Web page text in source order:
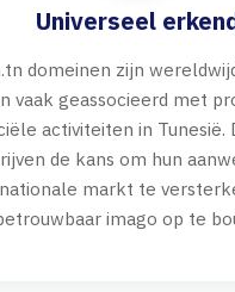
Universeel
domeinen zijn
vaak geassocieerd met
activiteiten in Tunesië.
de kans om hun
markt te
imago op te